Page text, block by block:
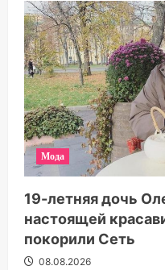
Мода
19-летняя дочь
настоящей
покорили Сеть
08.08.2026